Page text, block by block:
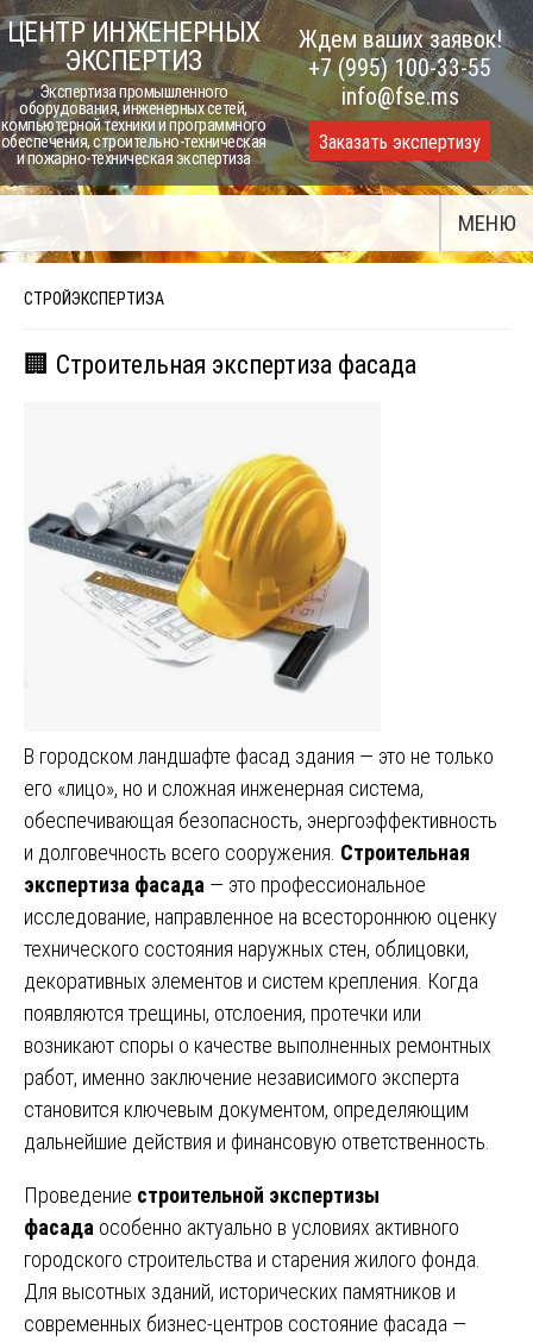
Skip
to
content
ЦЕНТР ИНЖЕНЕРНЫХ
ЭКСПЕРТИЗ
Экспертиза промышленного
оборудования, инженерных сетей,
компьютерной техники и программного
обеспечения, строительно-техническая
и пожарно-техническая экспертиза
Ждем ваших заявок!
+7 (995) 100-33-55
info@fse.ms
Заказать экспертизу
МЕНЮ
СТРОЙЭКСПЕРТИЗА
🏢 Строительная экспертиза фасада
В городском ландшафте фасад здания — это не только
его «лицо», но и сложная инженерная система,
обеспечивающая безопасность, энергоэффективность
и долговечность всего сооружения. Строительная
экспертиза фасада — это профессиональное
исследование, направленное на всестороннюю оценку
технического состояния наружных стен, облицовки,
декоративных элементов и систем крепления. Когда
появляются трещины, отслоения, протечки или
возникают споры о качестве выполненных ремонтных
работ, именно заключение независимого эксперта
становится ключевым документом, определяющим
дальнейшие действия и финансовую ответственность.
Проведение строительной экспертизы
фасада особенно актуально в условиях активного
городского строительства и старения жилого фонда.
Для высотных зданий, исторических памятников и
современных бизнес-центров состояние фасада —